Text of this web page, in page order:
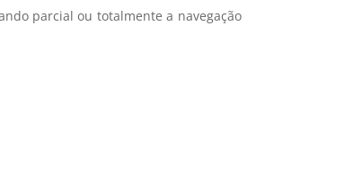
parcial ou totalmente a navegação